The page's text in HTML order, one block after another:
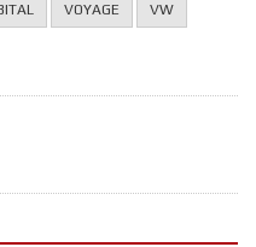
VOYAGE VW